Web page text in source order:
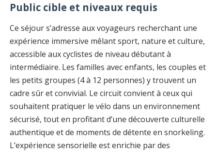
Public cible et niveaux requis
Ce séjour s’adresse aux voyageurs recherchant une
expérience immersive mêlant sport, nature et culture,
accessible aux cyclistes de niveau débutant à
intermédiaire. Les familles avec enfants, les couples et
les petits groupes (4 à 12 personnes) y trouvent un
cadre sûr et convivial. Le circuit convient à ceux qui
souhaitent pratiquer le vélo dans un environnement
sécurisé, tout en profitant d’une découverte culturelle
authentique et de moments de détente en snorkeling.
L’expérience sensorielle est enrichie par des